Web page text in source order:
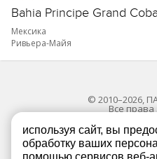
Bahia Principe Grand Coba
Мексика
Ривьера-Майя
© 2010–2026,
Все
Политика в отношении
используя сайт, вы
обработку ваших
помощью сервисов веб-